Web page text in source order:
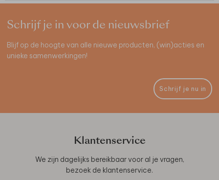
Schrijf je in voor de nieuwsbrief
Blijf op de hoogte van alle nieuwe producten, (win)acties en
unieke samenwerkingen!
Schrijf je nu in
Klantenservice
We zijn dagelijks bereikbaar voor al je vragen,
bezoek de klantenservice.